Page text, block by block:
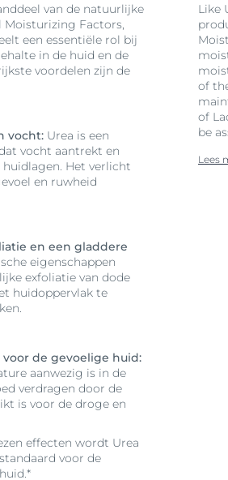
van de natuurlijke
Moisturizing Factors,
een essentiële rol bij
in de huid en de
voordelen zijn de
vocht: Urea is een
vocht aantrekt en
Het verlicht
en ruwheid
en een gladdere
eigenschappen
exfoliatie van dode
huidoppervlak te
de gevoelige huid:
aanwezig is in de
verdragen door de
is voor de droge en
effecten wordt Urea
voor de
Like
of
of
be
Lees